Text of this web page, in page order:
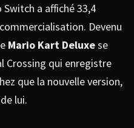
a affiché 33,4
Devenu
Mario Kart Deluxese
Crossing qui enregistre
que la nouvelle version,
lui.